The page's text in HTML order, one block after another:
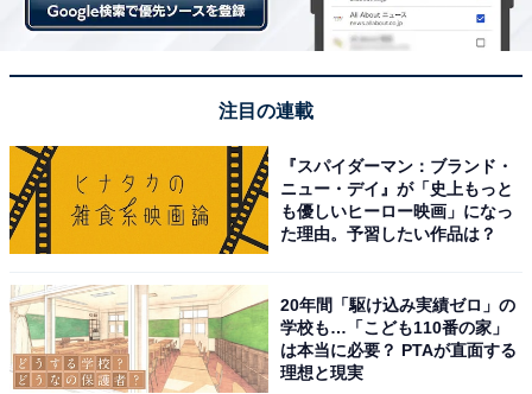
注目の連載
『スパイダーマン：ブランド・
ニュー・デイ』が「史上もっと
も優しいヒーロー映画」になっ
た理由。予習したい作品は？
20年間「駆け込み実績ゼロ」の
学校も…「こども110番の家」
は本当に必要？ PTAが直面する
理想と現実